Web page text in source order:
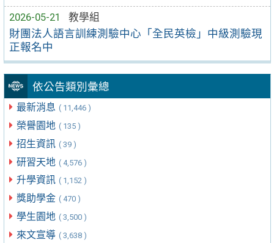
2026-05-21
教學組
財團法人語言訓練測驗中心「全民英檢」中級測驗現
正報名中
依公告類別彙總
最新消息 ( 11,446 )
榮譽園地 ( 135 )
招生資訊 ( 39 )
研習天地 ( 4,576 )
升學資訊 ( 1,152 )
獎助學金 ( 470 )
學生園地 ( 3,500 )
來文宣導 ( 3,638 )